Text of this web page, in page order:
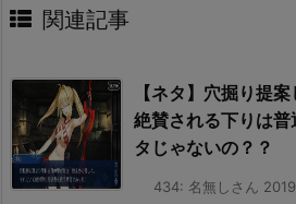
関連記事
【ネタ】穴掘り提
絶賛される下りは
タじゃないの？？
434: 名無しさん